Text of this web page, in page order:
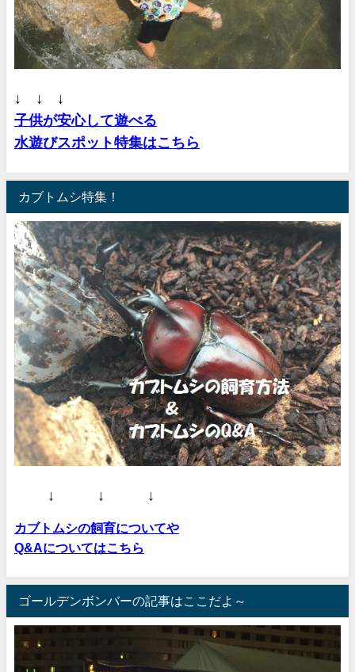
↓ ↓ ↓
子供が安心して遊べる
水遊びスポット特集はこちら
カブトムシ特集！
↓ ↓ ↓
カブトムシの飼育についてや
Q&Aについてはこちら
ゴールデンボンバーの記事はここだよ～